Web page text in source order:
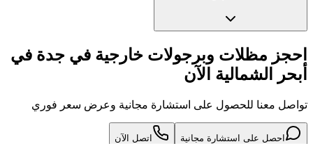
احجز مظلات وبرجولات خارجية في جدة في
أبحر الشمالية الآن
تواصل معنا للحصول على استشارة مجانية وعرض سعر فوري
احصل على استشارة مجانية اتصل الآن